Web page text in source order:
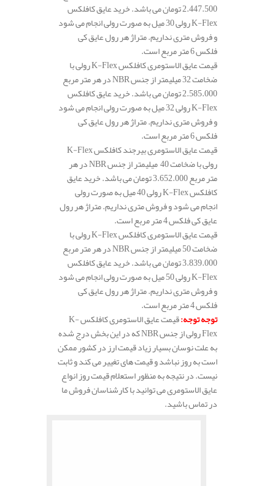
2.447.500 تومان می باشد. خرید عایق کافلکس
K-Flex رولی 30 میل به صورت رولی انجام می شود
و فروش متری نداریم. متراژ هر رول عایق کی
فلکس 6 متر مربع است.
قیمت عایق الاستومری کافلکس K-Flex رولی با
ضخامت 32 میلیمتر از جنس NBR در هر متر مربع
2.585.000 تومان می باشد. خرید عایق کافلکس
K-Flex رولی 32 میل به صورت رولی انجام می شود
و فروش متری نداریم. متراژ هر رول عایق کی
فلکس 6 متر مربع است.
قیمت عایق الاستومری بیرجند کافلکس K-Flex
رولی با ضخامت 40 میلیمتر از جنس NBR در هر
متر مربع 3.652.000 تومان می باشد. خرید عایق
کافلکس K-Flex رولی 40 میل به صورت رولی
انجام می شود و فروش متری نداریم. متراژ هر رول
عایق کی فلکس 4 متر مربع است.
قیمت عایق الاستومری کافلکس K-Flex رولی با
ضخامت 50 میلیمتر از جنس NBR در هر متر مربع
3.839.000 تومان می باشد. خرید عایق کافلکس
K-Flex رولی 50 میل به صورت رولی انجام می شود
و فروش متری نداریم. متراژ هر رول عایق کی
فلکس 4 متر مربع است.
توجه توجه:
قیمت عایق الاستومری کافلکس K-
Flex رولی از جنس NBR که در این بخش درج شده
به علت نوسان بسیار زیاد قیمت ارز در کشور ممکن
است به روز نباشد و قیمت های تغییر می کند و ثابت
نیست. در نتیجه به منظور استعلام قیمت روز انواع
عایق الاستومری می توانید با کارشناسان فروش ما
در تماس باشید.